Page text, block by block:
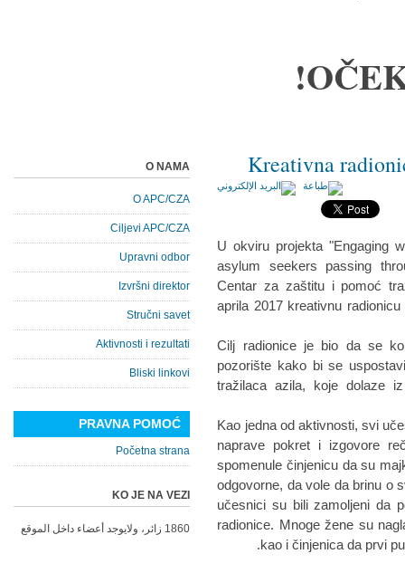
Kreativna
U okviru projekta "Engaging
asylum seekers passing
Centar za zaštitu i pomoć
aprila 2017 kreativnu
Cilj radionice je bio da se
pozorište kako bi se
tražilaca azila, koje dolaze
Kao jedna od aktivnosti, svi
naprave pokret i izgovore
spomenule činjenicu da su
odgovorne, da vole da brinu o
učesnici su bili zamoljeni da
radionice. Mnoge žene su
kao i činjenica da prvi
O NAMA
O APC/CZA
Ciljevi APC/CZA
Upravni odbor
Izvršni direktor
Stručni savet
Aktivnosti i rezultati
Bliski linkovi
PRAVNA POMOĆ
Početna strana
KO JE NA VEZI
1860 زائر، ولايوجد أعضاء داخل الموقع